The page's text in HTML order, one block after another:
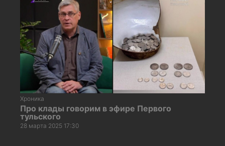
Хроника
Про клады говорим в эфире Первого
тульского
28 марта 2025 17:30